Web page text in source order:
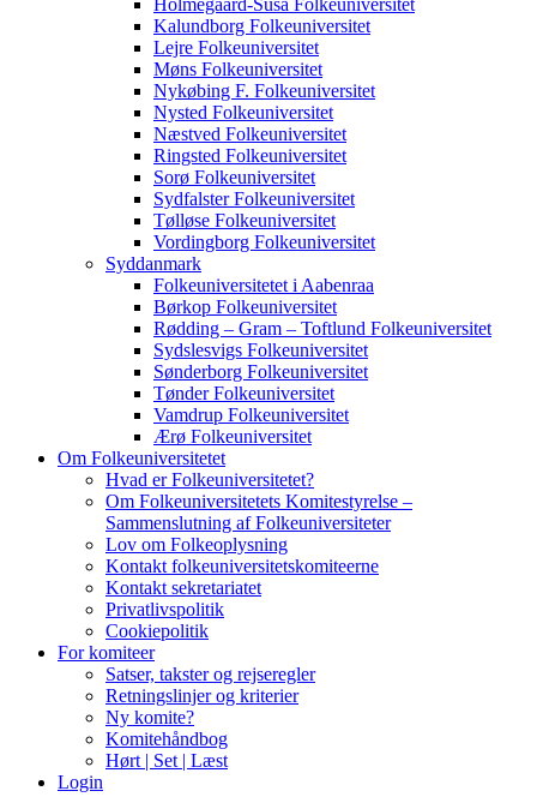
Kalundborg Folkeuniversitet
Lejre Folkeuniversitet
Møns Folkeuniversitet
Nykøbing F. Folkeuniversitet
Nysted Folkeuniversitet
Næstved Folkeuniversitet
Ringsted Folkeuniversitet
Sorø Folkeuniversitet
Sydfalster Folkeuniversitet
Tølløse Folkeuniversitet
Vordingborg Folkeuniversitet
Syddanmark
Folkeuniversitetet i Aabenraa
Børkop Folkeuniversitet
Rødding – Gram – Toftlund Folkeuniversitet
Sydslesvigs Folkeuniversitet
Sønderborg Folkeuniversitet
Tønder Folkeuniversitet
Vamdrup Folkeuniversitet
Ærø Folkeuniversitet
Om Folkeuniversitetet
Hvad er Folkeuniversitetet?
Om Folkeuniversitetets Komitestyrelse –
Sammenslutning af Folkeuniversiteter
Lov om Folkeoplysning
Kontakt folkeuniversitetskomiteerne
Kontakt sekretariatet
Privatlivspolitik
Cookiepolitik
For komiteer
Satser, takster og rejseregler
Retningslinjer og kriterier
Ny komite?
Komitehåndbog
Hørt | Set | Læst
Login